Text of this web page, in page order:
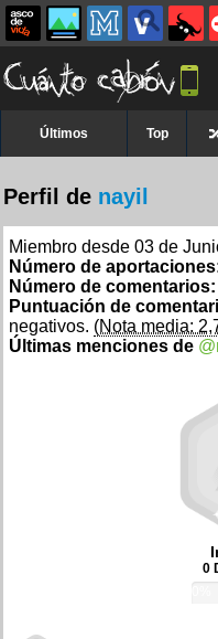
Últimos Top
Perfil de nayil
Miembro desde 03 de
Número de
Número de comentarios:
Puntuación de
negativos. (Nota media:
Últimas menciones de
0